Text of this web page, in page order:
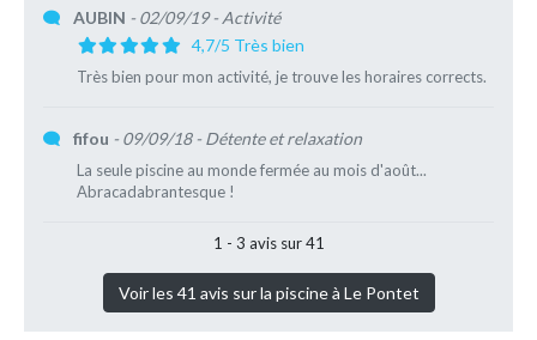
AUBIN - 02/09/19- Activité
4,7/5 Très bien
Très bien pour mon activité, je trouve les horaires corrects.
fifou - 09/09/18- Détente et relaxation
La seule piscine au monde fermée au mois d'août...
Abracadabrantesque !
1 - 3 avis sur 41
Voir les 41 avis sur la piscine à Le Pontet